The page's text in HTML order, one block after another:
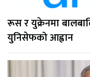
रूस र युक्रेनमा
युनिसेफको आह्वान